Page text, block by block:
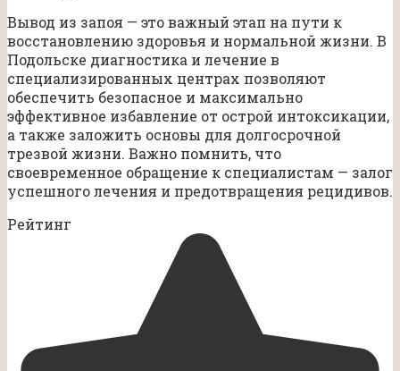
Вывод из запоя — это важный этап на пути к
восстановлению здоровья и нормальной жизни. В
Подольске диагностика и лечение в
специализированных центрах позволяют
обеспечить безопасное и максимально
эффективное избавление от острой интоксикации,
а также заложить основы для долгосрочной
трезвой жизни. Важно помнить, что
своевременное обращение к специалистам — залог
успешного лечения и предотвращения рецидивов.
Рейтинг